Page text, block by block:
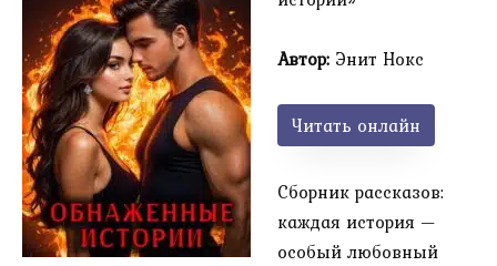
Автор: Энит Нокс
Читать онлайн
Сборник рассказов:
каждая история —
особый любовный